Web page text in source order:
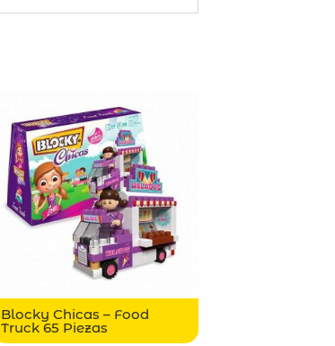
Blocky Chicas – Food
Truck 65 Piezas